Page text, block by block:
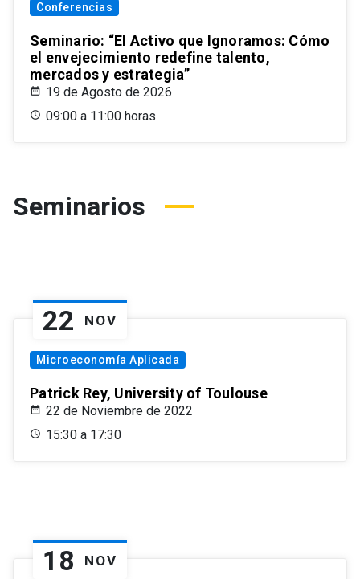
Conferencias
Seminario: “El Activo que Ignoramos: Cómo
el envejecimiento redefine talento,
mercados y estrategia”
19 de Agosto de 2026
09:00 a 11:00 horas
Seminarios
22 NOV
Microeconomía Aplicada
Patrick Rey, University of Toulouse
22 de Noviembre de 2022
15:30 a 17:30
18 NOV